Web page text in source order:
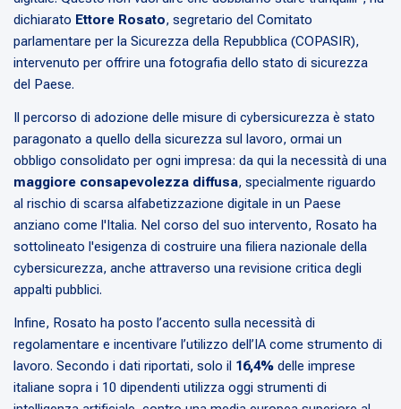
dichiarato Ettore Rosato, segretario del Comitato
parlamentare per la Sicurezza della Repubblica (COPASIR),
intervenuto per offrire una fotografia dello stato di sicurezza
del Paese.
Il percorso di adozione delle misure di cybersicurezza è stato
paragonato a quello della sicurezza sul lavoro, ormai un
obbligo consolidato per ogni impresa: da qui la necessità di una
maggiore consapevolezza diffusa, specialmente riguardo
al rischio di scarsa alfabetizzazione digitale in un Paese
anziano come l'Italia. Nel corso del suo intervento, Rosato ha
sottolineato l'esigenza di costruire una filiera nazionale della
cybersicurezza, anche attraverso una revisione critica degli
appalti pubblici.
Infine, Rosato ha posto l’accento sulla necessità di
regolamentare e incentivare l’utilizzo dell’IA come strumento di
lavoro. Secondo i dati riportati, solo il 16,4% delle imprese
italiane sopra i 10 dipendenti utilizza oggi strumenti di